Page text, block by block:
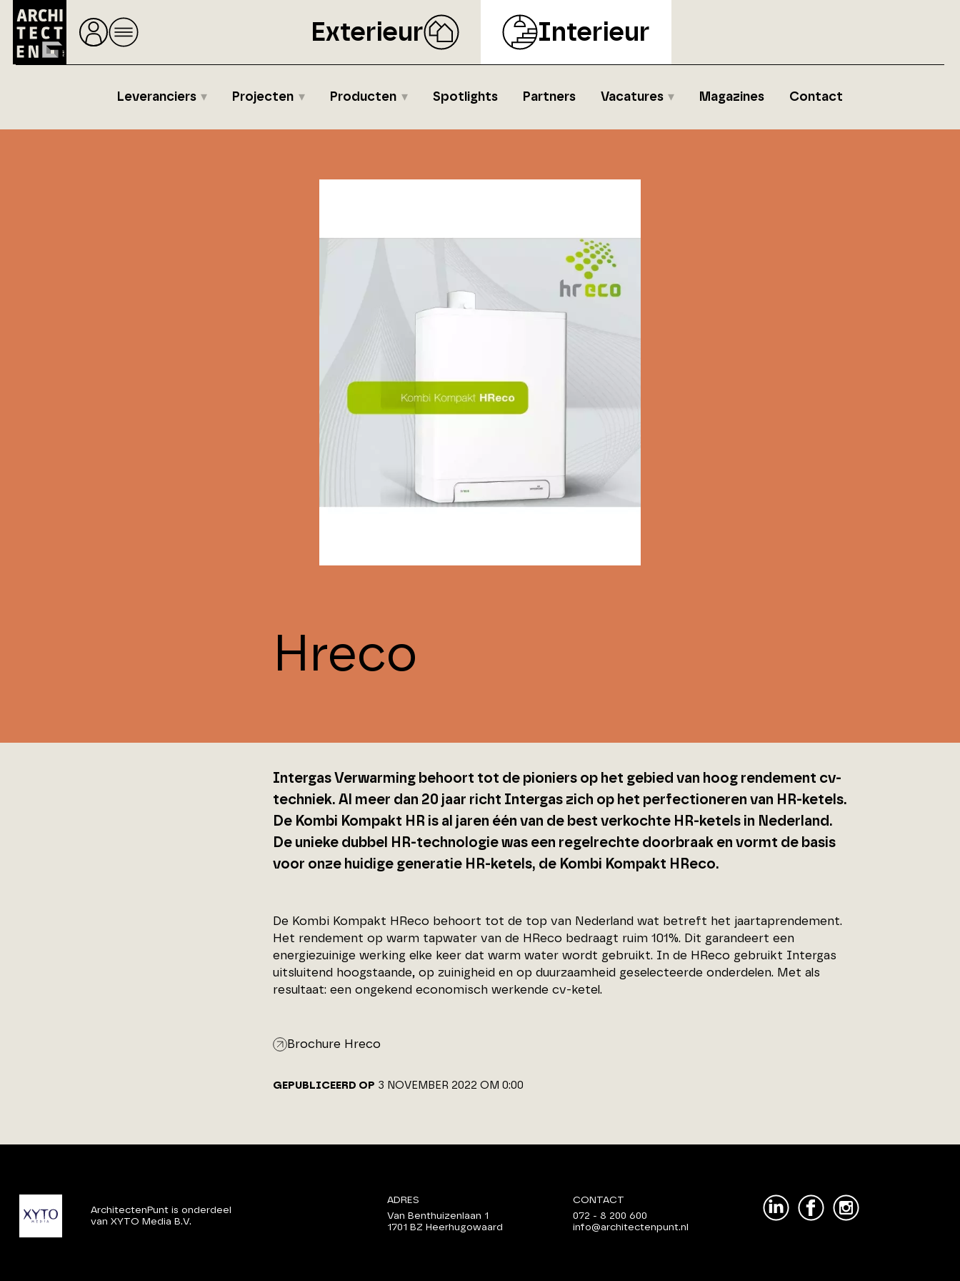
Exterieur Interieur
Leveranciers Projecten Producten Spotlights Partners Vacatures Magazines Contact
Hreco
Intergas Verwarming behoort tot de pioniers op het gebied van hoog rendement cv-
techniek. Al meer dan 20 jaar richt Intergas zich op het perfectioneren van HR-ketels.
De Kombi Kompakt HR is al jaren één van de best verkochte HR-ketels in Nederland.
De unieke dubbel HR-technologie was een regelrechte doorbraak en vormt de basis
voor onze huidige generatie HR-ketels, de Kombi Kompakt HReco.
De Kombi Kompakt HReco behoort tot de top van Nederland wat betreft het jaartaprendement.
Het rendement op warm tapwater van de HReco bedraagt ruim 101%. Dit garandeert een
energiezuinige werking elke keer dat warm water wordt gebruikt. In de HReco gebruikt Intergas
uitsluitend hoogstaande, op zuinigheid en op duurzaamheid geselecteerde onderdelen. Met als
resultaat: een ongekend economisch werkende cv-ketel.
Brochure Hreco
GEPUBLICEERD OP 3 NOVEMBER 2022 OM 0:00
ArchitectenPunt is onderdeel
van XYTO Media B.V.
ADRES
Van Benthuizenlaan 1
1701 BZ Heerhugowaard
CONTACT
072 - 8 200 600
info@architectenpunt.nl